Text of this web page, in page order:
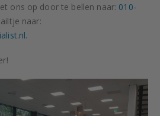
ons op door te bellen naar: 010-
naar:
.